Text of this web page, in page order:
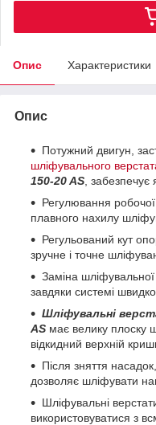
Опис Характеристики
Опис
Потужний двигун,
шліфувального
150-20 AS , забезпечує
Регулювання
плавного нахилу
Регульований кут
зручне і точне
Заміна шліфувальної
завдяки системі
Шліфувальні
AS має велику плоску
відкидний верхній
Після зняття
дозволяє шліфувати
Шліфувальні
використовуватися з